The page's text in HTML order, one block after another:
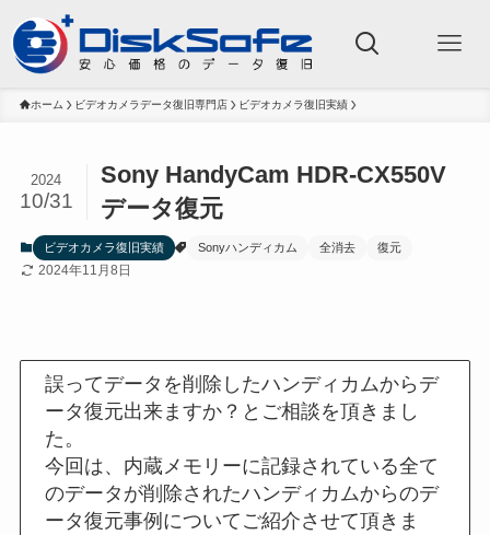
ホーム ビデオカメラデータ復旧専門店 ビデオカメラ復旧実績
Sony HandyCam HDR-CX550V
データ復元
2024
10/31
ビデオカメラ復旧実績 Sonyハンディカム 全消去 復元
2024年11月8日
誤ってデータを削除したハンディカムからデ
ータ復元出来ますか？とご相談を頂きまし
た。
今回は、内蔵メモリーに記録されている全て
のデータが削除されたハンディカムからのデ
ータ復元事例についてご紹介させて頂きま